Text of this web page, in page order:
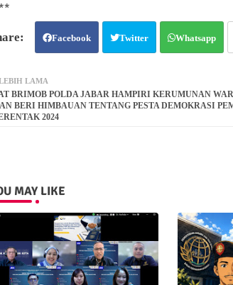
Facebook Twitter Whatsapp
LAMA
BRIMOB POLDA JABAR HAMPIRI KERUMUNAN
BERI HIMBAUAN TENTANG PESTA DEMOKRASI
2024
MAY LIKE